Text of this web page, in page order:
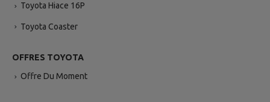
Toyota Hiace 16P
Toyota Coaster
OFFRES TOYOTA
Offre Du Moment